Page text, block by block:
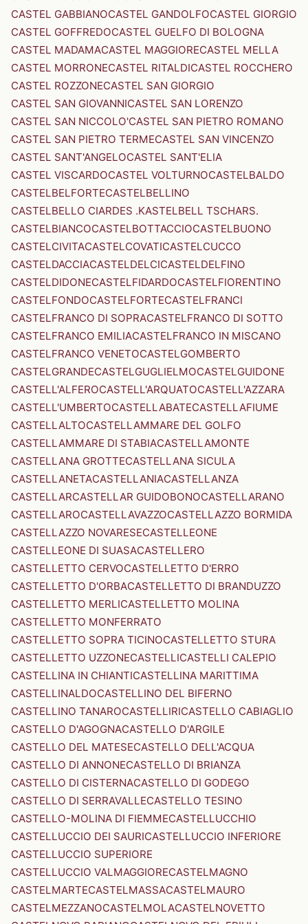
CASTEL GABBIANOCASTEL GANDOLFOCASTEL GIORGIO
CASTEL GOFFREDOCASTEL GUELFO DI BOLOGNA
CASTEL MADAMACASTEL MAGGIORECASTEL MELLA
CASTEL MORRONECASTEL RITALDICASTEL ROCCHERO
CASTEL ROZZONECASTEL SAN GIORGIO
CASTEL SAN GIOVANNICASTEL SAN LORENZO
CASTEL SAN NICCOLO'CASTEL SAN PIETRO ROMANO
CASTEL SAN PIETRO TERMECASTEL SAN VINCENZO
CASTEL SANT'ANGELOCASTEL SANT'ELIA
CASTEL VISCARDOCASTEL VOLTURNOCASTELBALDO
CASTELBELFORTECASTELBELLINO
CASTELBELLO CIARDES .KASTELBELL TSCHARS.
CASTELBIANCOCASTELBOTTACCIOCASTELBUONO
CASTELCIVITACASTELCOVATICASTELCUCCO
CASTELDACCIACASTELDELCICASTELDELFINO
CASTELDIDONECASTELFIDARDOCASTELFIORENTINO
CASTELFONDOCASTELFORTECASTELFRANCI
CASTELFRANCO DI SOPRACASTELFRANCO DI SOTTO
CASTELFRANCO EMILIACASTELFRANCO IN MISCANO
CASTELFRANCO VENETOCASTELGOMBERTO
CASTELGRANDECASTELGUGLIELMOCASTELGUIDONE
CASTELL'ALFEROCASTELL'ARQUATOCASTELL'AZZARA
CASTELL'UMBERTOCASTELLABATECASTELLAFIUME
CASTELLALTOCASTELLAMMARE DEL GOLFO
CASTELLAMMARE DI STABIACASTELLAMONTE
CASTELLANA GROTTECASTELLANA SICULA
CASTELLANETACASTELLANIACASTELLANZA
CASTELLARCASTELLAR GUIDOBONOCASTELLARANO
CASTELLAROCASTELLAVAZZOCASTELLAZZO BORMIDA
CASTELLAZZO NOVARESECASTELLEONE
CASTELLEONE DI SUASACASTELLERO
CASTELLETTO CERVOCASTELLETTO D'ERRO
CASTELLETTO D'ORBACASTELLETTO DI BRANDUZZO
CASTELLETTO MERLICASTELLETTO MOLINA
CASTELLETTO MONFERRATO
CASTELLETTO SOPRA TICINOCASTELLETTO STURA
CASTELLETTO UZZONECASTELLICASTELLI CALEPIO
CASTELLINA IN CHIANTICASTELLINA MARITTIMA
CASTELLINALDOCASTELLINO DEL BIFERNO
CASTELLINO TANAROCASTELLIRICASTELLO CABIAGLIO
CASTELLO D'AGOGNACASTELLO D'ARGILE
CASTELLO DEL MATESECASTELLO DELL'ACQUA
CASTELLO DI ANNONECASTELLO DI BRIANZA
CASTELLO DI CISTERNACASTELLO DI GODEGO
CASTELLO DI SERRAVALLECASTELLO TESINO
CASTELLO-MOLINA DI FIEMMECASTELLUCCHIO
CASTELLUCCIO DEI SAURICASTELLUCCIO INFERIORE
CASTELLUCCIO SUPERIORE
CASTELLUCCIO VALMAGGIORECASTELMAGNO
CASTELMARTECASTELMASSACASTELMAURO
CASTELMEZZANOCASTELMOLACASTELNOVETTO